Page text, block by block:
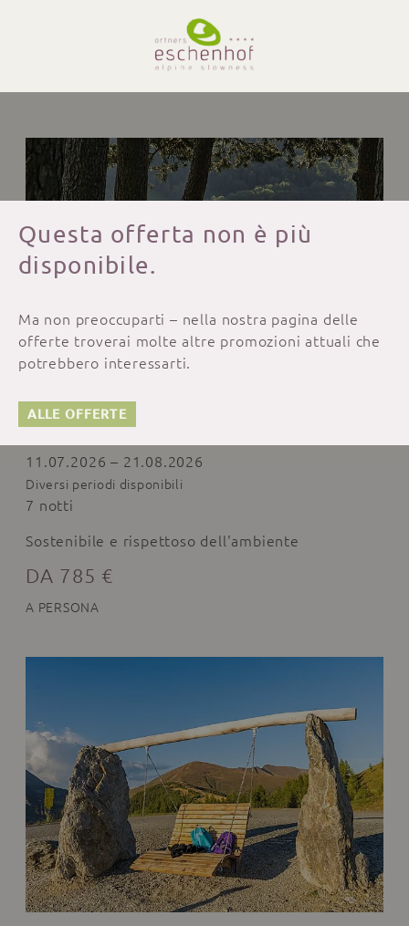
La settimana verde
11.07.2026 – 21.08.2026
Diversi periodi disponibili
7 notti
Sostenibile e rispettoso dell'ambiente
DA 785 €
A PERSONA
Questa offerta non è più
disponibile.
Ma non preoccuparti – nella nostra pagina delle
offerte troverai molte altre promozioni attuali che
potrebbero interessarti.
ALLE OFFERTE